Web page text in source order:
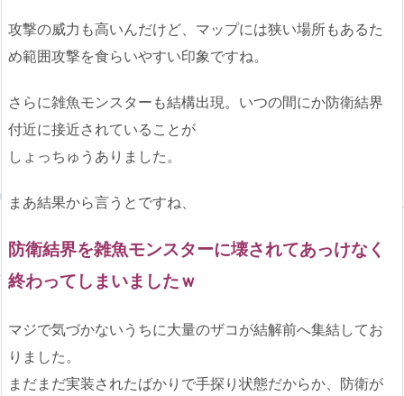
攻撃の威力も高いんだけど、マップには狭い場所もあるた
め範囲攻撃を食らいやすい印象ですね。
さらに雑魚モンスターも結構出現。いつの間にか防衛結界
付近に接近されていることが
しょっちゅうありました。
まあ結果から言うとですね、
防衛結界を雑魚モンスターに壊されてあっけなく
終わってしまいましたｗ
マジで気づかないうちに大量のザコが結解前へ集結してお
りました。
まだまだ実装されたばかりで手探り状態だからか、防衛が